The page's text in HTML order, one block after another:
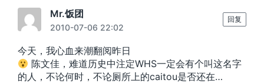
Mr.饭团
2010-07-06 22:02
今天，我心血来潮翻阅昨日
陈文佳，难道历史中注定WHS一定会有个叫这名字
的人，不论何时，不论厕所上的caitou是否还在…
回复